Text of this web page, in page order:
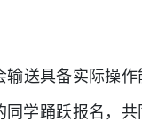
送具备实际操
学踊跃报名，